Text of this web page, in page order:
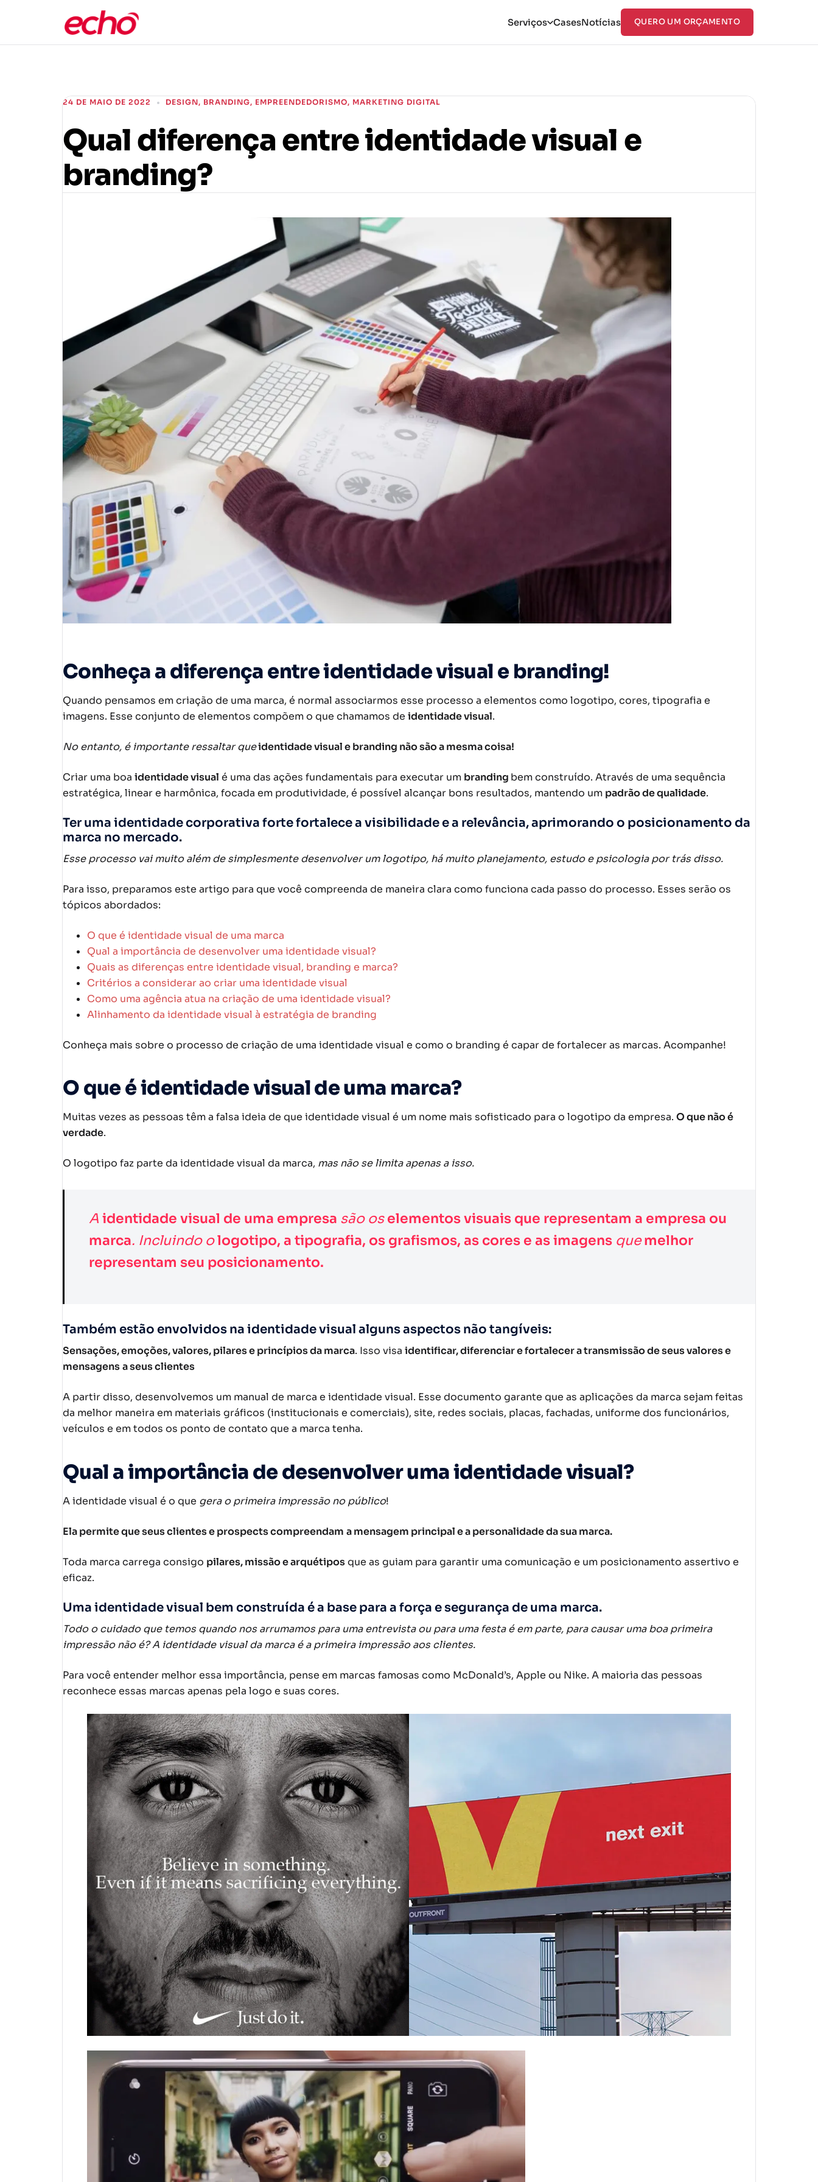
Serviços CasesNotícias QUERO UM ORÇAMENTO
24 DE MAIO DE 2022 DESIGN, BRANDING, EMPREENDEDORISMO, MARKETING DIGITAL
Qual diferença entre identidade visual e
branding?
Conheça a diferença entre identidade visual e branding!
Quando pensamos em criação de uma marca, é normal associarmos esse processo a elementos como logotipo, cores, tipografia e
imagens. Esse conjunto de elementos compõem o que chamamos de identidade visual.
No entanto, é importante ressaltar queidentidade visual e branding não são a mesma coisa!
Criar uma boa identidade visual é uma das ações fundamentais para executar um branding bem construído. Através de uma sequência
estratégica, linear e harmônica, focada em produtividade, é possível alcançar bons resultados, mantendo um padrão de qualidade.
Ter uma identidade corporativa forte fortalece a visibilidade e a relevância, aprimorando o posicionamento da
marca no mercado.
Esse processo vai muito além de simplesmente desenvolver um logotipo, há muito planejamento, estudo e psicologia por trás disso.
Para isso, preparamos este artigo para que você compreenda de maneira clara como funciona cada passo do processo. Esses serão os
tópicos abordados:
O que é identidade visual de uma marca
Qual a importância de desenvolver uma identidade visual?
Quais as diferenças entre identidade visual, branding e marca?
Critérios a considerar ao criar uma identidade visual
Como uma agência atua na criação de uma identidade visual?
Alinhamento da identidade visual à estratégia de branding
Conheça mais sobre o processo de criação de uma identidade visual e como o branding é capar de fortalecer as marcas. Acompanhe!
O que é identidade visual de uma marca?
Muitas vezes as pessoas têm a falsa ideia de que identidade visual é um nome mais sofisticado para o logotipo da empresa. O que não é
verdade.
O logotipo faz parte da identidade visual da marca, mas não se limita apenas a isso.
A identidade visual de uma empresa são oselementos visuais que representam a empresa ou
marca. Incluindo ologotipo, a tipografia, os grafismos, as cores e as imagens quemelhor
representam seu posicionamento.
Também estão envolvidos na identidade visual alguns aspectos não tangíveis:
Sensações, emoções, valores, pilares e princípios da marca. Isso visa identificar, diferenciar e fortalecer a transmissão de seus valores e
mensagensa seus clientes
A partir disso, desenvolvemos um manual de marca e identidade visual. Esse documento garante que as aplicações da marca sejam feitas
da melhor maneira em materiais gráficos (institucionais e comerciais), site, redes sociais, placas, fachadas, uniforme dos funcionários,
veículos e em todos os ponto de contato que a marca tenha.
Qual a importância de desenvolver uma identidade visual?
A identidade visual é o que gera o primeira impressão no público!
Ela permite que seus clientes e prospects compreendam a mensagem principal e a personalidade da sua marca.
Toda marca carrega consigo pilares, missão e arquétiposque as guiam para garantir uma comunicação e um posicionamento assertivo e
eficaz.
Uma identidade visual bem construída é a base para a força e segurança de uma marca.
Todo o cuidado que temos quando nos arrumamos para uma entrevista ou para uma festa é em parte, para causar uma boa primeira
impressão não é? A identidade visual da marca é a primeira impressão aos clientes.
Para você entender melhor essa importância, pense em marcas famosas como McDonald’s, Apple ou Nike. A maioria das pessoas
reconhece essas marcas apenas pela logo e suas cores.